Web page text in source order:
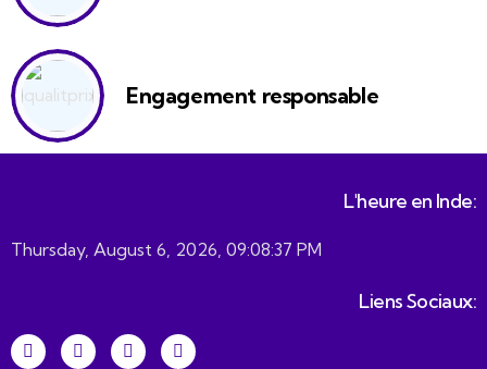
Engagement responsable
L'heure en Inde:
Thursday, August 6, 2026, 09:08:38 PM
Liens Sociaux: